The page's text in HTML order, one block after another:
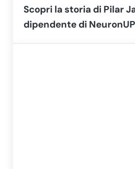
Scopri la storia di Pilar
dipendente di NeuronUP